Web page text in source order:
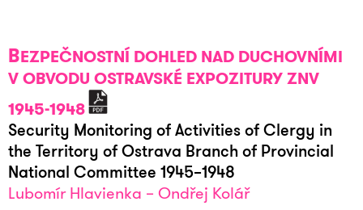
BEZPEČNOSTNÍ DOHLED NAD DUCHOVNÍMI
V OBVODU OSTRAVSKÉ EXPOZITURY ZNV
1945-1948
Security Monitoring of Activities of Clergy in
the Territory of Ostrava Branch of Provincial
National Committee 1945–1948
Lubomír Hlavienka – Ondřej Kolář